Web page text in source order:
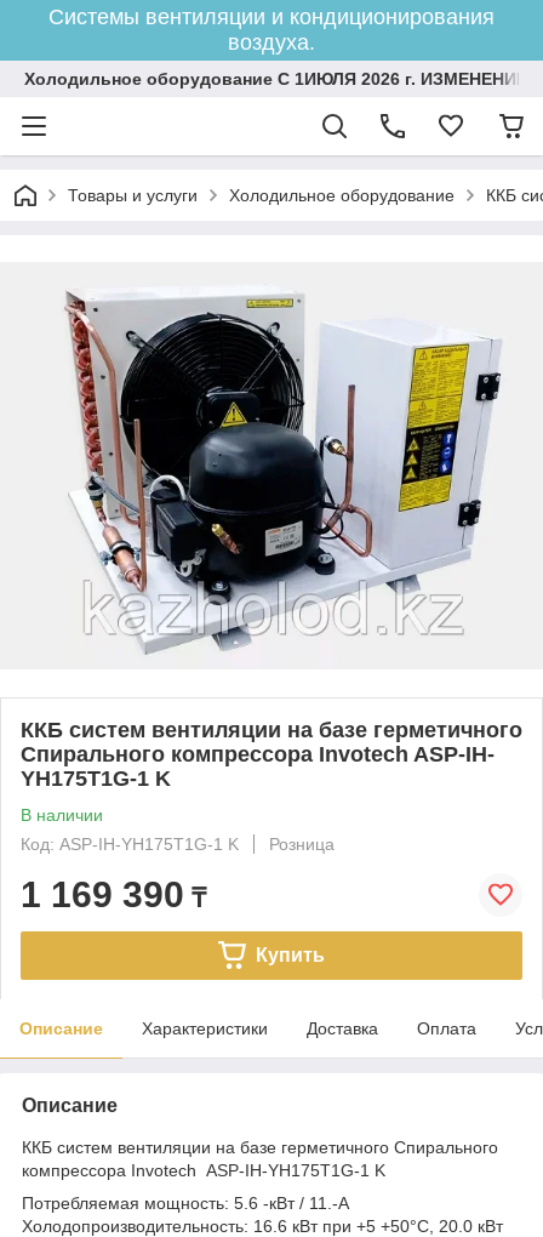
Системы вентиляции и кондиционирования
воздуха.
Холодильное оборудование С 1ИЮЛЯ 2026 г.
Товары и услуги Холодильное оборудование ККБ
ККБ систем вентиляции на базе герметичного
Спирального компрессора Invotech ASP-IH-
YH175T1G-1 K
В наличии
Код: ASP-IH-YH175T1G-1 K
Розница
1 169 390 ₸
Купить
Описание Характеристики Доставка Оплата
Описание
ККБ систем вентиляции на базе герметичного Спирального
компрессора Invotech ASP-IH-YH175T1G-1 K
Потребляемая мощность: 5.6 -кВт / 11.-A
Холодопроизводительность: 16.6 кВт при +5 +50°C, 20.0 кВт